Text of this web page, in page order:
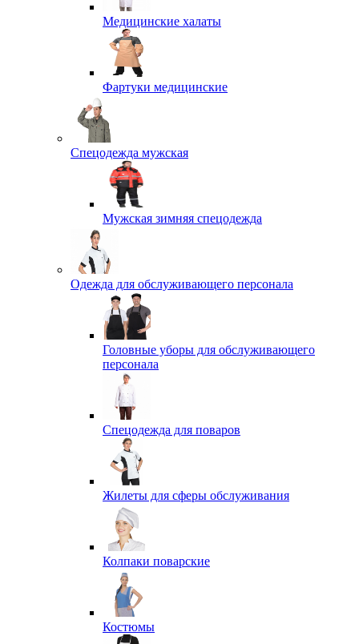
Медицинские халаты
Фартуки медицинские
Спецодежда мужская
Мужская зимняя спецодежда
Одежда для обслуживающего персонала
Головные уборы для обслуживающего
персонала
Спецодежда для поваров
Жилеты для сферы обслуживания
Колпаки поварские
Костюмы